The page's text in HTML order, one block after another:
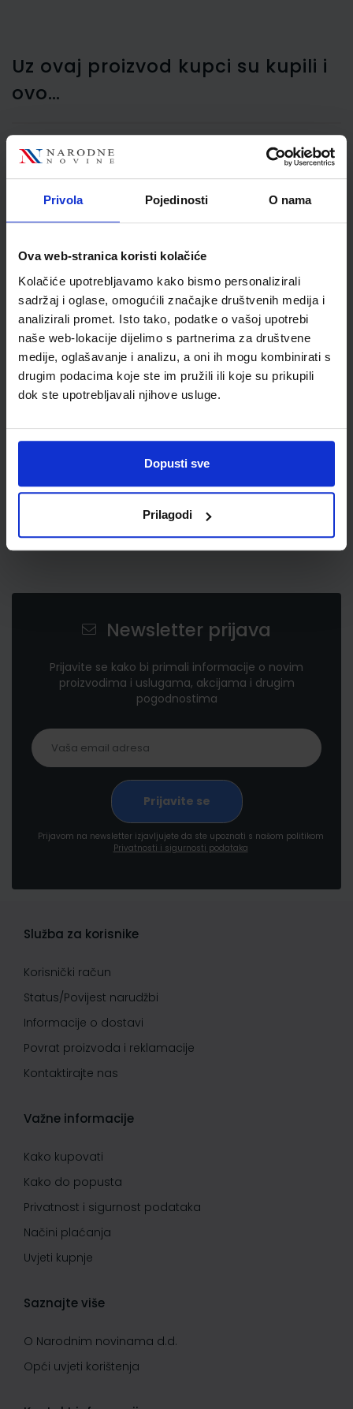
Privola Pojedinosti O nama
Ova web-stranica koristi kolačiće
Kolačiće upotrebljavamo kako bismo personalizirali
sadržaj i oglase, omogućili značajke društvenih medija i
analizirali promet. Isto tako, podatke o vašoj upotrebi
naše web-lokacije dijelimo s partnerima za društvene
medije, oglašavanje i analizu, a oni ih mogu kombinirati s
drugim podacima koje ste im pružili ili koje su prikupili
dok ste upotrebljavali njihove usluge.
Dopusti sve
Prilagodi
Uz ovaj proizvod kupci su kupili i
ovo…
Sredstvo za skidanje
naljepnica 20 ml Edigs
2,63 €
Newsletter prijava
Prijavite se kako bi primali informacije o novim
proizvodima i uslugama, akcijama i drugim
pogodnostima
Prijavom na newsletter izjavljujete da ste upoznati s našom politikom
Privatnosti i sigurnosti podataka
Služba za korisnike
Korisnički račun
Status/Povijest narudžbi
Informacije o dostavi
Povrat proizvoda i reklamacije
Kontaktirajte nas
Važne informacije
Kako kupovati
Kako do popusta
Privatnost i sigurnost podataka
Načini plaćanja
Uvjeti kupnje
Saznajte više
O Narodnim novinama d.d.
Opći uvjeti korištenja